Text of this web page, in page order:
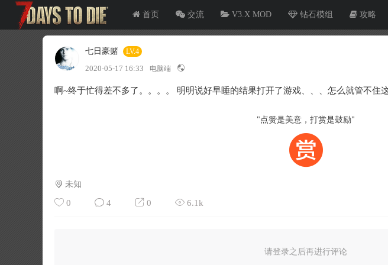
首页 交流 V3.X MOD 钻石模组 攻略
七日豪赌 LV.4
2020-05-17 16:33 电脑端
啊~终于忙得差不多了。。。。 明明说好早睡的结果打开了游戏、、、怎么就管不住
"点赞是美意，打赏是鼓励"
未知
0 4 0 6.1k
请登录之后再进行评论